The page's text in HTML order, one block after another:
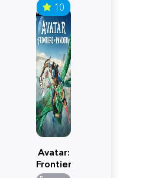
10
Avatar:
Frontiers
of